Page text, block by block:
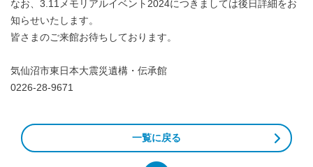
なお、3.11メモリアルイベント2024につきましては後日詳細をお
知らせいたします。
皆さまのご来館お待ちしております。
気仙沼市東日本大震災遺構・伝承館
0226-28-9671
一覧に戻る